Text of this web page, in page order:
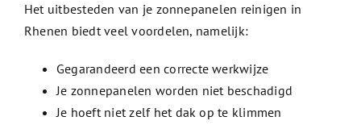
Het uitbesteden van je zonnepanelen reinigen in
Rhenen biedt veel voordelen, namelijk:
Gegarandeerd een correcte werkwijze
Je zonnepanelen worden niet beschadigd
Je hoeft niet zelf het dak op te klimmen